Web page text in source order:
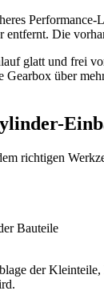
Die
glatt und frei
über
richtigen
Bauteile
der